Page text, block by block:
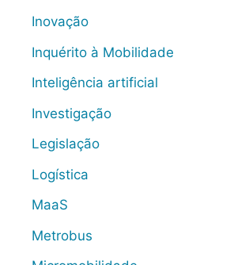
Inovação
Inquérito à Mobilidade
Inteligência artificial
Investigação
Legislação
Logística
MaaS
Metrobus